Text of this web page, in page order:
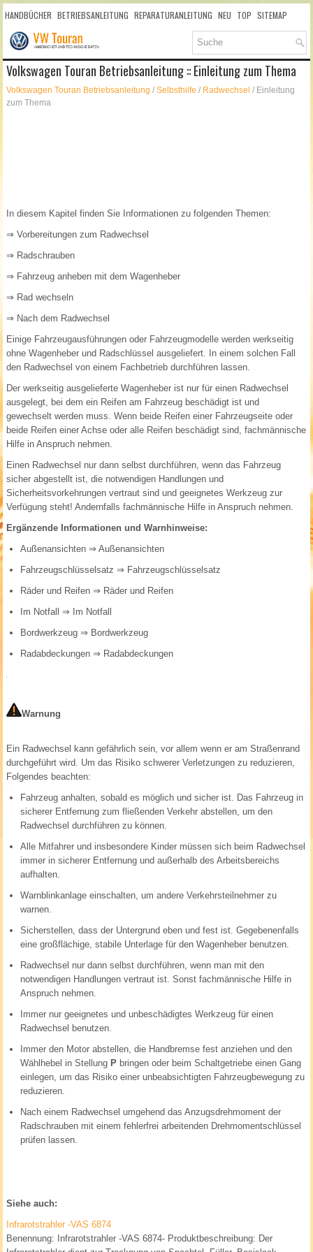
HANDBÜCHER BETRIEBSANLEITUNG REPARATURANLEITUNG NEU TOP SITEMAP
SUCHLAUF
Volkswagen Touran Betriebsanleitung :: Einleitung zum Thema
Volkswagen Touran Betriebsanleitung /Selbsthilfe / Radwechsel / Einleitung
zum Thema
In diesem Kapitel finden Sie Informationen zu folgenden Themen:
⇒ Vorbereitungen zum Radwechsel
⇒ Radschrauben
⇒ Fahrzeug anheben mit dem Wagenheber
⇒ Rad wechseln
⇒ Nach dem Radwechsel
Einige Fahrzeugausführungen oder Fahrzeugmodelle werden werkseitig
ohne Wagenheber und Radschlüssel ausgeliefert. In einem solchen Fall
den Radwechsel von einem Fachbetrieb durchführen lassen.
Der werkseitig ausgelieferte Wagenheber ist nur für einen Radwechsel
ausgelegt, bei dem ein Reifen am Fahrzeug beschädigt ist und
gewechselt werden muss. Wenn beide Reifen einer Fahrzeugseite oder
beide Reifen einer Achse oder alle Reifen beschädigt sind, fachmännische
Hilfe in Anspruch nehmen.
Einen Radwechsel nur dann selbst durchführen, wenn das Fahrzeug
sicher abgestellt ist, die notwendigen Handlungen und
Sicherheitsvorkehrungen vertraut sind und geeignetes Werkzeug zur
Verfügung steht! Andernfalls fachmännische Hilfe in Anspruch nehmen.
Ergänzende Informationen und Warnhinweise:
Außenansichten ⇒ Außenansichten
Fahrzeugschlüsselsatz ⇒ Fahrzeugschlüsselsatz
Räder und Reifen ⇒ Räder und Reifen
Im Notfall ⇒ Im Notfall
Bordwerkzeug ⇒ Bordwerkzeug
Radabdeckungen ⇒ Radabdeckungen
Warnung
Ein Radwechsel kann gefährlich sein, vor allem wenn er am Straßenrand
durchgeführt wird. Um das Risiko schwerer Verletzungen zu reduzieren,
Folgendes beachten:
Fahrzeug anhalten, sobald es möglich und sicher ist. Das Fahrzeug in
sicherer Entfernung zum fließenden Verkehr abstellen, um den
Radwechsel durchführen zu können.
Alle Mitfahrer und insbesondere Kinder müssen sich beim Radwechsel
immer in sicherer Entfernung und außerhalb des Arbeitsbereichs
aufhalten.
Warnblinkanlage einschalten, um andere Verkehrsteilnehmer zu
warnen.
Sicherstellen, dass der Untergrund eben und fest ist. Gegebenenfalls
eine großflächige, stabile Unterlage für den Wagenheber benutzen.
Radwechsel nur dann selbst durchführen, wenn man mit den
notwendigen Handlungen vertraut ist. Sonst fachmännische Hilfe in
Anspruch nehmen.
Immer nur geeignetes und unbeschädigtes Werkzeug für einen
Radwechsel benutzen.
Immer den Motor abstellen, die Handbremse fest anziehen und den
Wählhebel in Stellung P bringen oder beim Schaltgetriebe einen Gang
einlegen, um das Risiko einer unbeabsichtigten Fahrzeugbewegung zu
reduzieren.
Nach einem Radwechsel umgehend das Anzugsdrehmoment der
Radschrauben mit einem fehlerfrei arbeitenden Drehmomentschlüssel
prüfen lassen.
Siehe auch:
Infrarotstrahler -VAS 6874
Benennung: Infrarotstrahler -VAS 6874- Produktbeschreibung: Der